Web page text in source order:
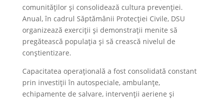
comunităților și consolidează cultura prevenției.
Anual, în cadrul Săptămânii Protecției Civile, DSU
organizează exerciții și demonstrații menite să
pregătească populația și să crească nivelul de
conștientizare.
Capacitatea operațională a fost consolidată constant
prin investiții în autospeciale, ambulanțe,
echipamente de salvare, intervenții aeriene și